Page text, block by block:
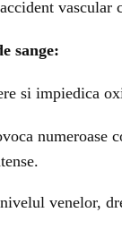
vascular
sange:
si impiedica
venelor,